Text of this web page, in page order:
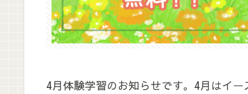
4月体験学習のお知らせです。4月はイ